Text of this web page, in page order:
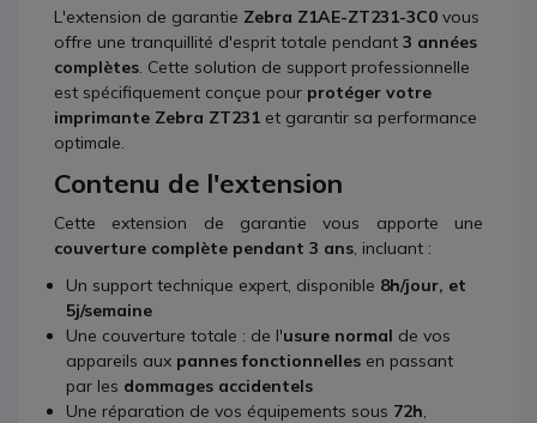
L'extension de garantie Zebra Z1AE-ZT231-3C0 vous
offre une tranquillité d'esprit totale pendant 3 années
complètes. Cette solution de support professionnelle
est spécifiquement conçue pour protéger votre
imprimante Zebra ZT231 et garantir sa performance
optimale.
Contenu de l'extension
Cette extension de garantie vous apporte une
couverture complète pendant 3 ans, incluant :
Un support technique expert, disponible 8h/jour, et
5j/semaine
Une couverture totale : de l'usure normal de vos
appareils aux pannes fonctionnelles en passant
par les dommages accidentels
Une réparation de vos équipements sous 72h,